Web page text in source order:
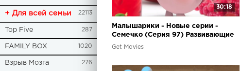
+ Для всей семьи 22113
Top Five 287
FAMILY BOX 1020
Взрыв Мозга 276
30:18
Малышарики - Новые серии -
Семечко (Серия 97) Развивающие
мультики для самых маленьких
Get Movies